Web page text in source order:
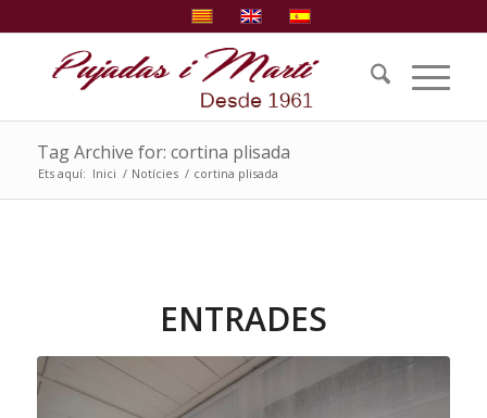
Tag Archive for: cortina plisada
Ets aquí: Inici / Notícies / cortina plisada
ENTRADES